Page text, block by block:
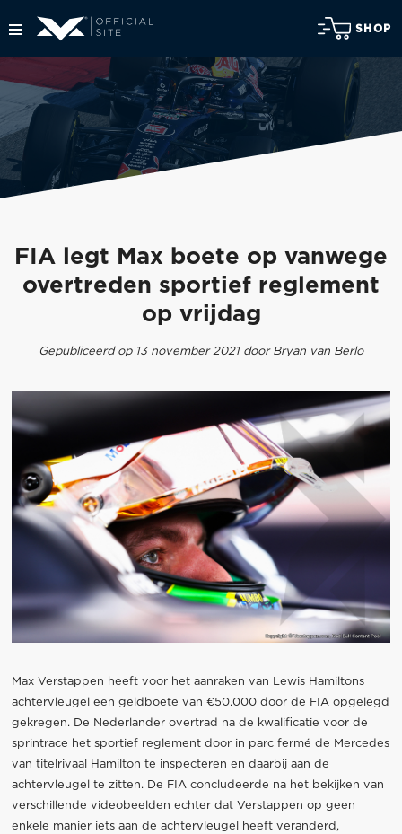
SHOP
FIA legt Max boete op vanwege
overtreden sportief reglement
op vrijdag
Gepubliceerd op 13 november 2021 door Bryan van Berlo
Max Verstappen heeft voor het aanraken van Lewis Hamiltons
achtervleugel een geldboete van €50.000 door de FIA opgelegd
gekregen. De Nederlander overtrad na de kwalificatie voor de
sprintrace het sportief reglement door in parc fermé de Mercedes
van titelrivaal Hamilton te inspecteren en daarbij aan de
achtervleugel te zitten. De FIA concludeerde na het bekijken van
verschillende videobeelden echter dat Verstappen op geen
enkele manier iets aan de achtervleugel heeft veranderd,